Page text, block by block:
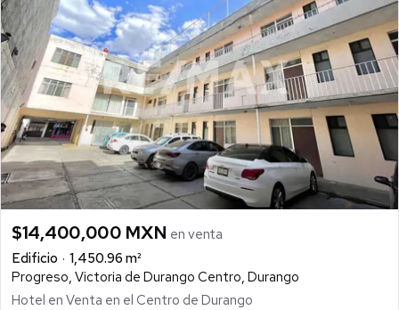
$14,400,000 MXN en venta
Edificio
1,450.96 m²
Progreso, Victoria de Durango Centro, Durango
Hotel en Venta en el Centro de Durango